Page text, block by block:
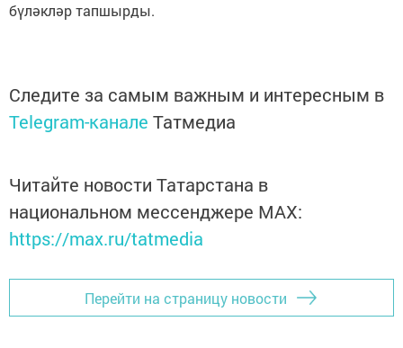
бүләкләр тапшырды.
Следите за самым важным и интересным в
Telegram-канале Татмедиа
Читайте новости Татарстана в
национальном мессенджере MАХ:
https://max.ru/tatmedia
Перейти на страницу новости